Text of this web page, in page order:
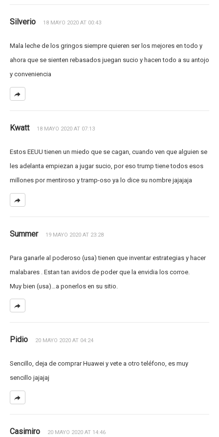
Silverio 18 MAYO 2020 AT 00:43
Mala leche de los gringos siempre quieren ser los mejores en todo y
ahora que se sienten rebasados juegan sucio y hacen todo a su antojo
y conveniencia
Kwatt 18 MAYO 2020 AT 07:13
Estos EEUU tienen un miedo que se cagan, cuando ven que alguien se
les adelanta empiezan a jugar sucio, por eso trump tiene todos esos
millones por mentiroso y tramp-oso ya lo dice su nombre jajajaja
Summer 19 MAYO 2020 AT 23:28
Para ganarle al poderoso (usa) tienen que inventar estrategias y hacer
malabares . Estan tan avidos de poder que la envidia los corroe.
Muy bien (usa)…a ponerlos en su sitio.
Pidio 20 MAYO 2020 AT 04:24
Sencillo, deja de comprar Huawei y vete a otro teléfono, es muy
sencillo jajajaj
Casimiro 20 MAYO 2020 AT 14:46